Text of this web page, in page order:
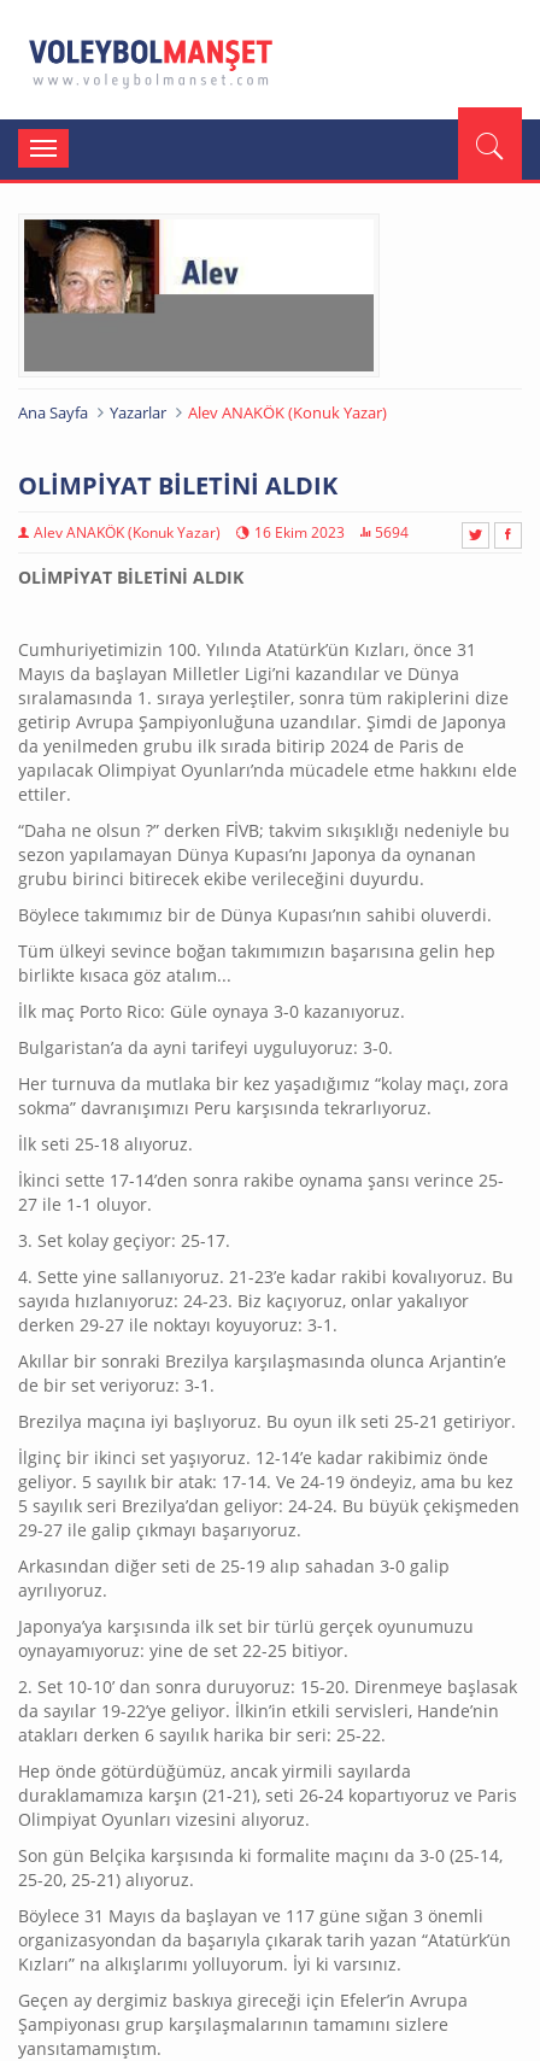
Toggle
navigation
Ana Sayfa Yazarlar Alev ANAKÖK (Konuk Yazar)
OLİMPİYAT BİLETİNİ ALDIK
Alev ANAKÖK (Konuk Yazar) 16 Ekim 2023 5694
OLİMPİYAT BİLETİNİ ALDIK
Cumhuriyetimizin 100. Yılında Atatürk’ün Kızları, önce 31
Mayıs da başlayan Milletler Ligi’ni kazandılar ve Dünya
sıralamasında 1. sıraya yerleştiler, sonra tüm rakiplerini dize
getirip Avrupa Şampiyonluğuna uzandılar. Şimdi de Japonya
da yenilmeden grubu ilk sırada bitirip 2024 de Paris de
yapılacak Olimpiyat Oyunları’nda mücadele etme hakkını elde
ettiler.
“Daha ne olsun ?” derken FİVB; takvim sıkışıklığı nedeniyle bu
sezon yapılamayan Dünya Kupası’nı Japonya da oynanan
grubu birinci bitirecek ekibe verileceğini duyurdu.
Böylece takımımız bir de Dünya Kupası’nın sahibi oluverdi.
Tüm ülkeyi sevince boğan takımımızın başarısına gelin hep
birlikte kısaca göz atalım...
İlk maç Porto Rico: Güle oynaya 3-0 kazanıyoruz.
Bulgaristan’a da ayni tarifeyi uyguluyoruz: 3-0.
Her turnuva da mutlaka bir kez yaşadığımız “kolay maçı, zora
sokma” davranışımızı Peru karşısında tekrarlıyoruz.
İlk seti 25-18 alıyoruz.
İkinci sette 17-14’den sonra rakibe oynama şansı verince 25-
27 ile 1-1 oluyor.
3. Set kolay geçiyor: 25-17.
4. Sette yine sallanıyoruz. 21-23’e kadar rakibi kovalıyoruz. Bu
sayıda hızlanıyoruz: 24-23. Biz kaçıyoruz, onlar yakalıyor
derken 29-27 ile noktayı koyuyoruz: 3-1.
Akıllar bir sonraki Brezilya karşılaşmasında olunca Arjantin’e
de bir set veriyoruz: 3-1.
Brezilya maçına iyi başlıyoruz. Bu oyun ilk seti 25-21 getiriyor.
İlginç bir ikinci set yaşıyoruz. 12-14’e kadar rakibimiz önde
geliyor. 5 sayılık bir atak: 17-14. Ve 24-19 öndeyiz, ama bu kez
5 sayılık seri Brezilya’dan geliyor: 24-24. Bu büyük çekişmeden
29-27 ile galip çıkmayı başarıyoruz.
Arkasından diğer seti de 25-19 alıp sahadan 3-0 galip
ayrılıyoruz.
Japonya’ya karşısında ilk set bir türlü gerçek oyunumuzu
oynayamıyoruz: yine de set 22-25 bitiyor.
2. Set 10-10’ dan sonra duruyoruz: 15-20. Direnmeye başlasak
da sayılar 19-22’ye geliyor. İlkin’in etkili servisleri, Hande’nin
atakları derken 6 sayılık harika bir seri: 25-22.
Hep önde götürdüğümüz, ancak yirmili sayılarda
duraklamamıza karşın (21-21), seti 26-24 kopartıyoruz ve Paris
Olimpiyat Oyunları vizesini alıyoruz.
Son gün Belçika karşısında ki formalite maçını da 3-0 (25-14,
25-20, 25-21) alıyoruz.
Böylece 31 Mayıs da başlayan ve 117 güne sığan 3 önemli
organizasyondan da başarıyla çıkarak tarih yazan “Atatürk’ün
Kızları” na alkışlarımı yolluyorum. İyi ki varsınız.
Geçen ay dergimiz baskıya gireceği için Efeler’in Avrupa
Şampiyonası grup karşılaşmalarının tamamını sizlere
yansıtamamıştım.